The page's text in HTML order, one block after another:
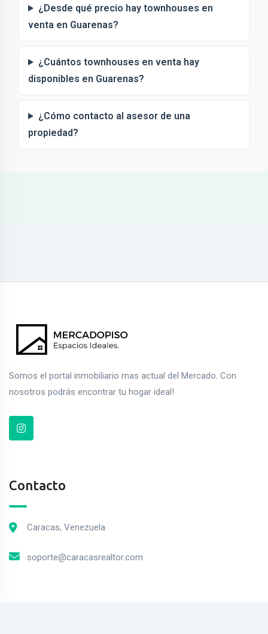
¿Desde qué precio hay townhouses en
venta en Guarenas?
¿Cuántos townhouses en venta hay
disponibles en Guarenas?
¿Cómo contacto al asesor de una
propiedad?
Somos el portal inmobiliario mas actual del Mercado. Con
nosotros podrás encontrar tu hogar ideal!
Contacto
Caracas, Venezuela
soporte@caracasrealtor.com